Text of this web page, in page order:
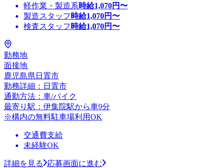
軽作業・製造系時給1,070円〜
製造スタッフ 時給1,070円〜
検査スタッフ 時給1,070円〜
勤務地
面接地
鹿児島県日置市
勤務詳細：日置市
通勤方法：車/バイク
最寄り駅：伊集院駅から車9分
※構内の無料駐車場利用OK
交通費支給
未経験OK
詳細を見る 応募画面に進む